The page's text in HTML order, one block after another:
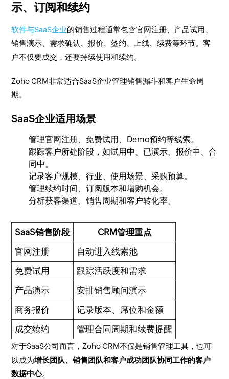
示、订阅和续约
软件与SaaS企业的销售过程通常包含官网注册、产品试用、
销售演示、需求确认、报价、签约、上线、续费等环节。客
户不仅要成交，还要持续使用和续约。
Zoho CRM非常适合SaaS企业管理销售漏斗和客户生命周
期。
SaaS企业适用场景
管理官网注册、免费试用、Demo预约等线索。
跟踪客户所处阶段，如试用中、已演示、报价中、合
同中。
记录客户规模、行业、使用场景、采购预算。
管理续约时间、订阅版本和增购机会。
分析获客渠道、销售周期和客户转化率。
SaaS销售阶段
CRM管理重点
官网注册
自动进入线索池
免费试用
跟踪活跃度和需求
产品演示
安排销售顾问演示
商务报价
记录版本、席位和金额
成交续约
管理合同周期和续费提醒
对于SaaS公司而言，Zoho CRM不仅是销售管理工具，也可
以成为增长团队、销售团队和客户成功团队协同工作的客户
数据中心。